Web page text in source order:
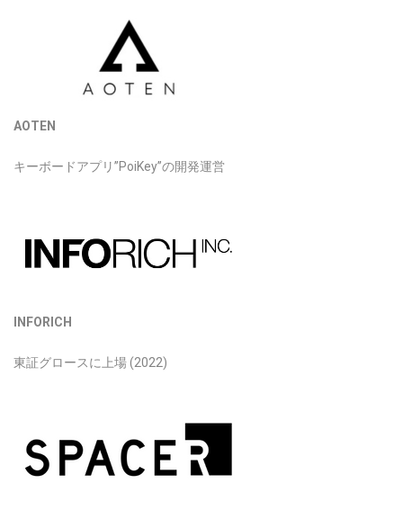
AOTEN
キーボードアプリ”PoiKey”の開発運営
INFORICH
東証グロースに上場 (2022)